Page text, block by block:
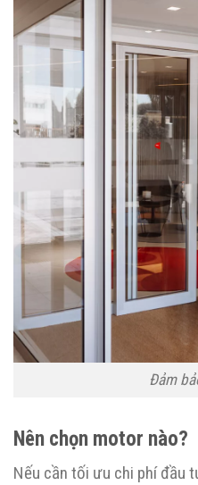
Đảm
Nên chọn motor nào?
Nếu cần tối ưu chi phí đầu